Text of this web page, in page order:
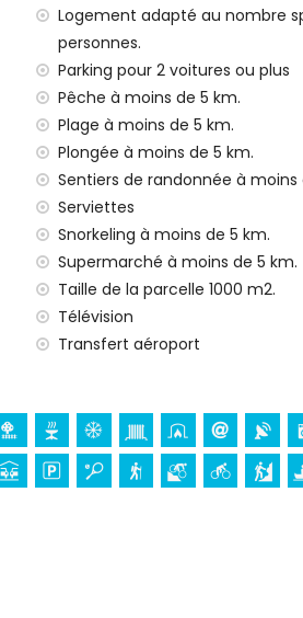
location de la villa
heures
(sur demande)
de Loreto, Puerto, Jávea), ruine
Jávea), bâtiment architectural
(à moins de 10 kilomètres de
canoë, rafting, pêche, plongée,
5 kilomètres de la villa)
de 10 kilomètres de la villa)
Logement adapté au nombre
personnes.
Parking pour 2 voitures ou plus
Pêche à moins de 5 km.
Plage à moins de 5 km.
Plongée à moins de 5 km.
Sentiers de randonnée à moins
Serviettes
Snorkeling à moins de 5 km.
Supermarché à moins de 5 km.
Taille de la parcelle 1000 m2.
Télévision
Transfert aéroport